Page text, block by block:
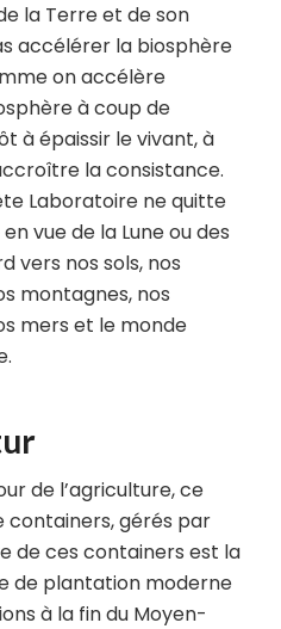
la Terre et de son
accélérer la biosphère
on accélère
à coup de
à épaissir le vivant, à
la consistance.
Laboratoire ne quitte
vue de la Lune ou des
vers nos sols, nos
montagnes, nos
mers et le monde
de l’agriculture, ce
containers, gérés par
de ces containers est la
de plantation moderne
à la fin du Moyen-